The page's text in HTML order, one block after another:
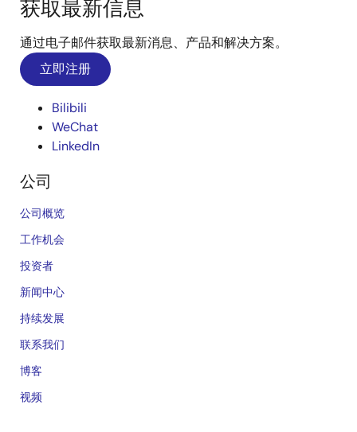
获取最新信息
通过电子邮件获取最新消息、产品和解决方案。
立即注册
Bilibili
WeChat
LinkedIn
公司
公司概览
工作机会
投资者
新闻中心
持续发展
联系我们
博客
视频